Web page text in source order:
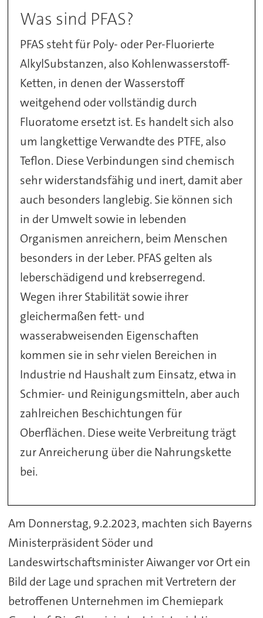
Was sind PFAS?
PFAS steht für Poly- oder Per-Fluorierte
AlkylSubstanzen, also Kohlenwasserstoff-
Ketten, in denen der Wasserstoff
weitgehend oder vollständig durch
Fluoratome ersetzt ist. Es handelt sich also
um langkettige Verwandte des PTFE, also
Teflon. Diese Verbindungen sind chemisch
sehr widerstandsfähig und inert, damit aber
auch besonders langlebig. Sie können sich
in der Umwelt sowie in lebenden
Organismen anreichern, beim Menschen
besonders in der Leber. PFAS gelten als
leberschädigend und krebserregend.
Wegen ihrer Stabilität sowie ihrer
gleichermaßen fett- und
wasserabweisenden Eigenschaften
kommen sie in sehr vielen Bereichen in
Industrie nd Haushalt zum Einsatz, etwa in
Schmier- und Reinigungsmitteln, aber auch
zahlreichen Beschichtungen für
Oberflächen. Diese weite Verbreitung trägt
zur Anreicherung über die Nahrungskette
bei.
Am Donnerstag, 9.2.2023, machten sich Bayerns
Ministerpräsident Söder und
Landeswirtschaftsminister Aiwanger vor Ort ein
Bild der Lage und sprachen mit Vertretern der
betroffenen Unternehmen im Chemiepark